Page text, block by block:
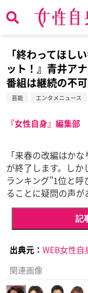
「終わってほし
ット！』青井ア
番組は継続の不
芸能 エンタメニュース
『女性自身』編集部
「来春の改編はか
が終了します。しか
ランキング”1位と
ることに疑問の声
記
出典元： WEB女性自
関連画像